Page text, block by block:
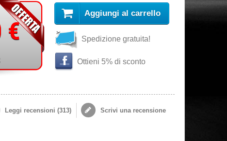
€
Aggiungi al carrello
Spedizione gratuita!
Ottieni 5% di sconto
Leggi recensioni (313) Scrivi una recensione